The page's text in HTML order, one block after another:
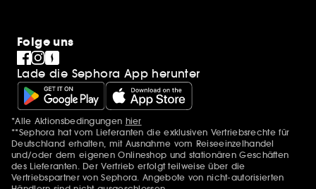
Folge uns
Lade die Sephora App herunter
Zusätzlich Erwähnungen
*Alle Aktionsbedingungen hier
**Sephora hat vom Lieferanten die exklusiven Vertriebsrechte für
Deutschland erhalten, mit Ausnahme vom Reiseeinzelhandel
und/oder dem eigenen Onlineshop und stationären Geschäften
des Lieferanten. Der Vertrieb erfolgt teilweise über die
Vertriebspartner von Sephora. Angebote von nicht-autorisierten